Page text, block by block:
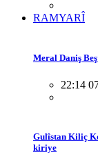
RAMYARÎ
Meral Daniş
22:14
Gulîstan Kiliç
kiriye